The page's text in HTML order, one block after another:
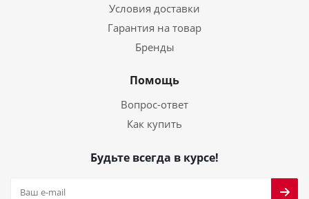
Условия доставки
Гарантия на товар
Бренды
Помощь
Вопрос-ответ
Как купить
Будьте всегда в курсе!